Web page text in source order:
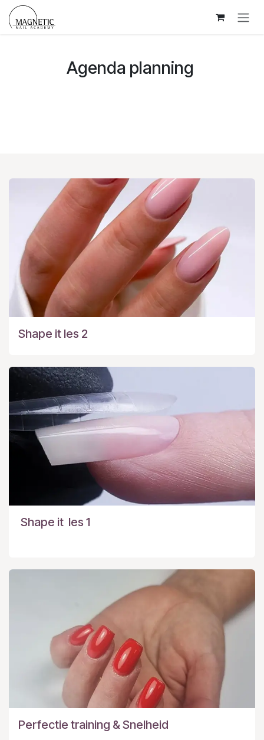
Overslaan naar inhoud
Agenda planning
Shape it les 2
Shape it les 1
Perfectie training & Snelheid